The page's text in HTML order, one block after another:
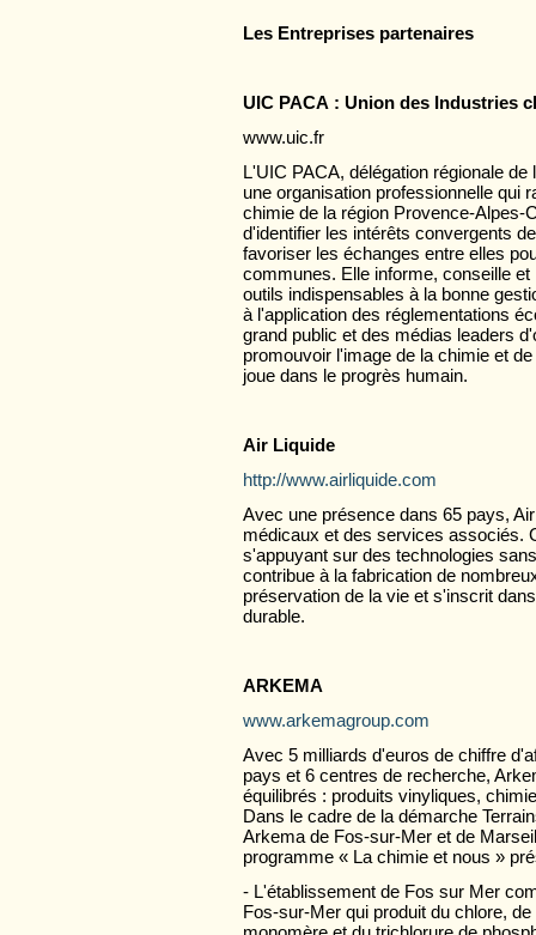
Les Entreprises partenaires
UIC PACA : Union des Industries
www.uic.fr
L'UIC PACA, délégation régionale
une organisation professionnelle qui
chimie de la région Provence-Alpes-
d'identifier les intérêts convergents
favoriser les échanges entre elles
communes. Elle informe, conseille
outils indispensables à la bonne
à l'application des réglementations
grand public et des médias leaders
promouvoir l'image de la chimie et
joue dans le progrès humain.
Air Liquide
http://www.airliquide.com
Avec une présence dans 65 pays,
médicaux et des services associés.
s'appuyant sur des technologies
contribue à la fabrication de
préservation de la vie et s'inscrit
durable.
ARKEMA
www.arkemagroup.com
Avec 5 milliards d'euros de chiffre
pays et 6 centres de recherche,
équilibrés : produits vinyliques,
Dans le cadre de la démarche
Arkema de Fos-sur-Mer et de
programme « La chimie et nous »
- L'établissement de Fos sur Mer
Fos-sur-Mer qui produit du chlore,